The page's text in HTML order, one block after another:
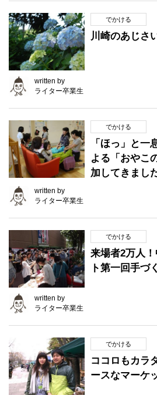
でかける
川崎のあじさ
written by
ライター卒業生
でかける
「ほっ」と
よる「おやこ
加してきまし
written by
ライター卒業生
でかける
来場者2万人
ト第一回手づ
written by
ライター卒業生
でかける
ココロもカラ
ースなマーケ